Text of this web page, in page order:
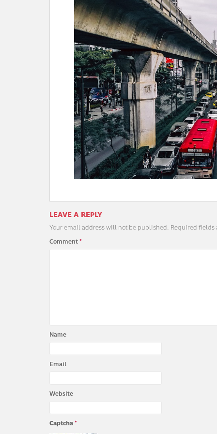
LEAVE A REPLY
Your email address will not be published. Required fields
Comment*
Name
Email
Website
Captcha*